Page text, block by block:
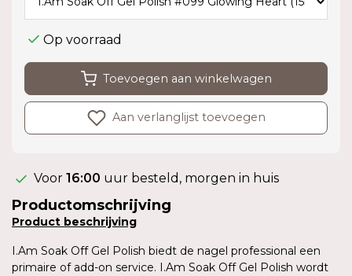
Op voorraad
Toevoegen aan winkelwagen
Aan verlanglijst toevoegen
Voor 16:00 uur besteld, morgen in huis
Productomschrijving
Product beschrijving
I.Am Soak Off Gel Polish biedt de nagel professional een
primaire of add-on service. I.Am Soak Off Gel Polish wordt